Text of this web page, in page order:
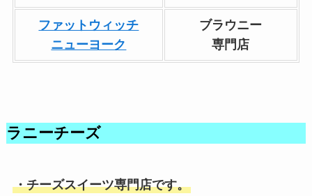
ファットウィッチ
ニューヨーク
ブラウニー
専門店
ラニーチーズ
・チーズスイーツ専門店です。